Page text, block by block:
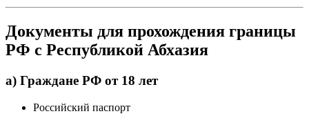
Документы для прохождения границы
РФ с Республикой Абхазия
а) Граждане РФ от 18 лет
Российский паспорт